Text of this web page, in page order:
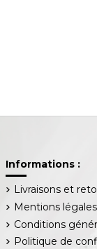
Informations :
Livraisons et
Mentions légales
Conditions
Politique de